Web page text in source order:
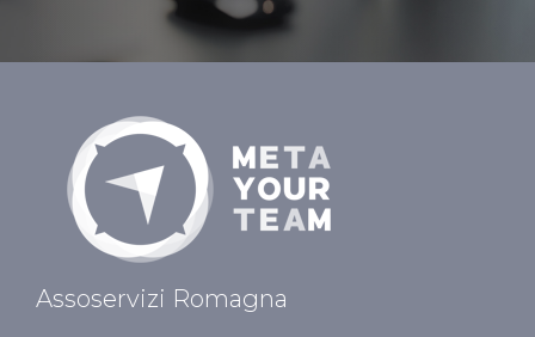
Assoservizi Romagna